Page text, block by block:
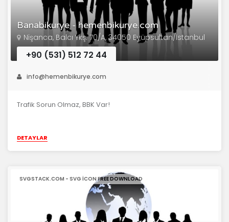
Banabikurye - hemenbikurye.com
Nişanca, Balcı Ykş. 70/A, 34050 Eyüpsultan/İstanbul
+90 (531) 512 72 44
info@hemenbikurye.com
Trafik Sorun Olmaz, BBK Var!
DETAYLAR
SVGSTACK.COM - SVG ICON FREE DOWNLOAD